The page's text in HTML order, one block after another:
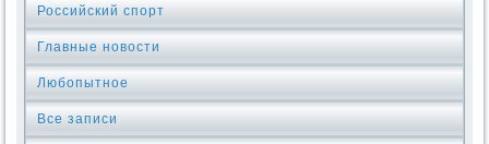
Российский спорт
Главные новости
Любопытное
Все записи